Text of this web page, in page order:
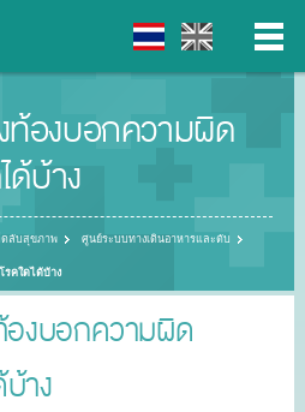
ท้องบอกความผิด
ด้บ้าง
ดลับสุขภาพ ศูนย์ระบบทางเดินอาหารและตับ
รคใดได้บ้าง
องบอกความผิด
าง